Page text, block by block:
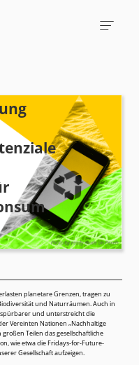
planetare Grenzen, tragen zu
und Naturräumen. Auch in
und unterstreicht die
Vereinten Nationen „Nachhaltige
Teilen das gesellschaftliche
wie etwa die Fridays-for-Future-
Gesellschaft aufzeigen.